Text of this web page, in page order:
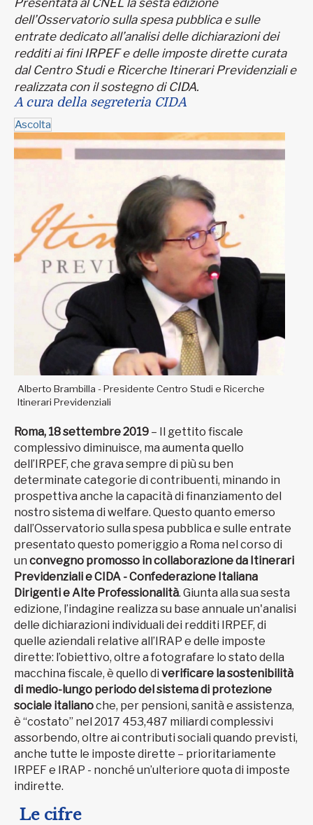
Presentata al CNEL la sesta edizione
dell’Osservatorio sulla spesa pubblica e sulle
entrate dedicato all’analisi delle dichiarazioni dei
redditi ai fini IRPEF e delle imposte dirette curata
dal Centro Studi e Ricerche Itinerari Previdenziali e
realizzata con il sostegno di CIDA.
A cura della segreteria CIDA
Ascolta
Alberto Brambilla - Presidente Centro Studi e Ricerche
Itinerari Previdenziali
Roma, 18 settembre 2019 – Il gettito fiscale
complessivo diminuisce, ma aumenta quello
dell’IRPEF, che grava sempre di più su ben
determinate categorie di contribuenti, minando in
prospettiva anche la capacità di finanziamento del
nostro sistema di welfare. Questo quanto emerso
dall’Osservatorio sulla spesa pubblica e sulle entrate
presentato questo pomeriggio a Roma nel corso di
un convegno promosso in collaborazione da Itinerari
Previdenziali e CIDA - Confederazione Italiana
Dirigenti e Alte Professionalità. Giunta alla sua sesta
edizione, l’indagine realizza su base annuale un'analisi
delle dichiarazioni individuali dei redditi IRPEF, di
quelle aziendali relative all’IRAP e delle imposte
dirette: l’obiettivo, oltre a fotografare lo stato della
macchina fiscale, è quello di verificare la sostenibilità
di medio-lungo periodo del sistema di protezione
sociale italianoche, per pensioni, sanità e assistenza,
è “costato” nel 2017 453,487 miliardi complessivi
assorbendo, oltre ai contributi sociali quando previsti,
anche tutte le imposte dirette – prioritariamente
IRPEF e IRAP - nonché un’ulteriore quota di imposte
indirette.
Le cifre